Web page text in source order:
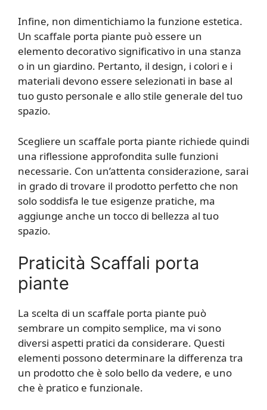
Infine, non dimentichiamo la funzione estetica.
Un scaffale porta piante può essere un
elemento decorativo significativo in una stanza
o in un giardino. Pertanto, il design, i colori e i
materiali devono essere selezionati in base al
tuo gusto personale e allo stile generale del tuo
spazio.
Scegliere un scaffale porta piante richiede quindi
una riflessione approfondita sulle funzioni
necessarie. Con un’attenta considerazione, sarai
in grado di trovare il prodotto perfetto che non
solo soddisfa le tue esigenze pratiche, ma
aggiunge anche un tocco di bellezza al tuo
spazio.
Praticità Scaffali porta
piante
La scelta di un scaffale porta piante può
sembrare un compito semplice, ma vi sono
diversi aspetti pratici da considerare. Questi
elementi possono determinare la differenza tra
un prodotto che è solo bello da vedere, e uno
che è pratico e funzionale.